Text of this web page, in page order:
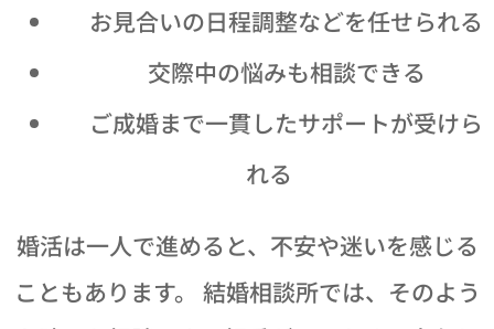
📅 お見合いの日程調整などを任せられる
💕 交際中の悩みも相談できる
💍 ご成婚まで一貫したサポートが受けら
れる
婚活は一人で進めると、不安や迷いを感じる
こともあります。 結婚相談所では、そのよう